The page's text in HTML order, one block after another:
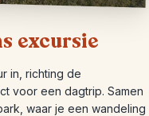
excursie
in, richting de
voor een dagtrip. Samen
waar je een wandeling